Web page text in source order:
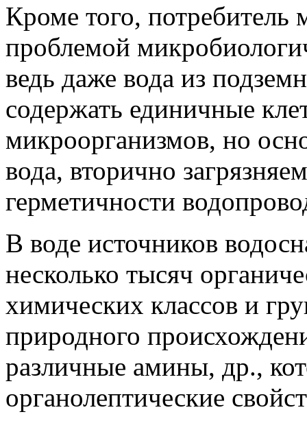
Кроме того, потребитель
проблемой
ведь даже вода из
содержать единичные
микроорганизмов, но
вода, вторично
герметичности
В воде источников
несколько тысяч
химических классов и
природного
различные амины, др.,
органолептические